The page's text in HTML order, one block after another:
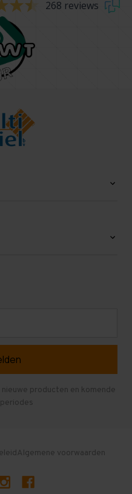
268 reviews
producten en komende
Algemene voorwaarden